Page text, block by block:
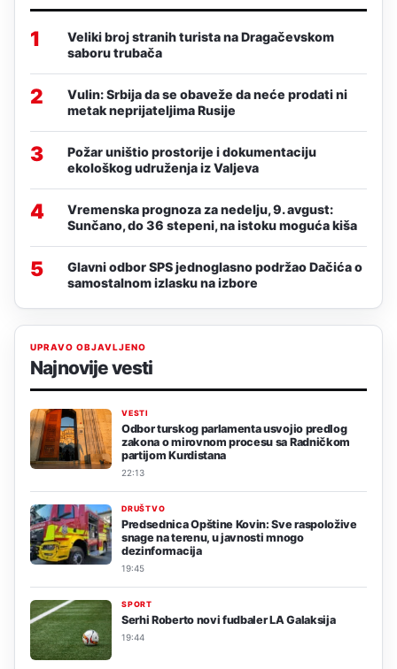
1
Veliki broj stranih turista na Dragačevskom
saboru trubača
2
Vulin: Srbija da se obaveže da neće prodati ni
metak neprijateljima Rusije
3
Požar uništio prostorije i dokumentaciju
ekološkog udruženja iz Valjeva
4
Vremenska prognoza za nedelju, 9. avgust:
Sunčano, do 36 stepeni, na istoku moguća kiša
5
Glavni odbor SPS jednoglasno podržao Dačića o
samostalnom izlasku na izbore
UPRAVO OBJAVLJENO
Najnovije vesti
VESTI
Odbor turskog parlamenta usvojio predlog
zakona o mirovnom procesu sa Radničkom
partijom Kurdistana
22:13
DRUŠTVO
Predsednica Opštine Kovin: Sve raspoložive
snage na terenu, u javnosti mnogo
dezinformacija
19:45
SPORT
Serhi Roberto novi fudbaler LA Galaksija
19:44